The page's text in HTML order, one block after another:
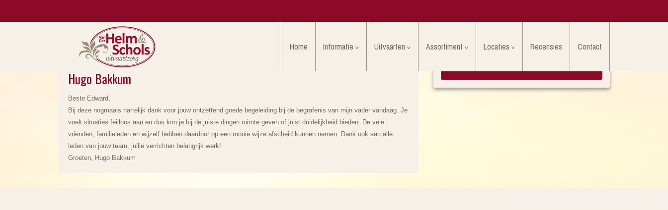
Home Informatie Uitvaarten Assortiment Locaties Recensies Contact
Hugo Bakkum
Beste Edward,
Bij deze nogmaals hartelijk dank voor jouw ontzettend goede begeleiding bij de begrafenis van mijn vader vandaag. Je
voelt situaties feilloos aan en dus kon je bij de juiste dingen ruimte geven of juist duidelijkheid bieden. De vele
vrienden, familieleden en wijzelf hebben daardoor op een mooie wijze afscheid kunnen nemen. Dank ook aan alle
leden van jouw team, jullie verrichten belangrijk werk!
Groeten, Hugo Bakkum